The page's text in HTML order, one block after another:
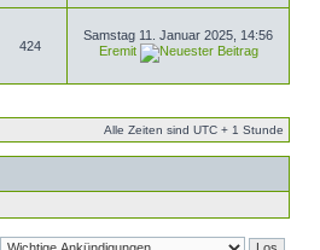
424
Samstag 11. Januar 2025, 14:56
Eremit
Alle Zeiten sind UTC + 1 Stunde